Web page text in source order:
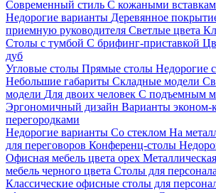
Современный стиль С кожаными
Недорогие варианты Деревянное
приемную руководителя Светлые цвета
Столы с тумбой С брифинг-приставкой
дуб
Угловые столы Прямые столы Недорогие
Небольшие габариты Складные модели
модели Для двоих человек С подъемным
Эргономичный дизайн Варианты эконом-
перегородками
Недорогие варианты Со стеклом На
для переговоров Конференц-столы
Офисная мебель цвета орех
мебель черного цвета Столы для
Классические офисные столы для